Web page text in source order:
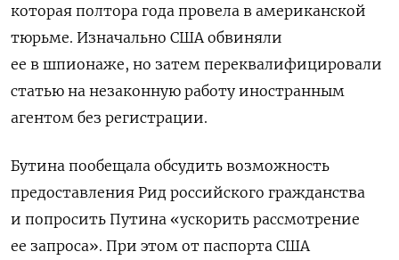
которая полтора года провела в американской
тюрьме. Изначально США обвиняли
ее в шпионаже, но затем переквалифицировали
статью на незаконную работу иностранным
агентом без регистрации.
Бутина пообещала обсудить возможность
предоставления Рид российского гражданства
и попросить Путина «ускорить рассмотрение
ее запроса». При этом от паспорта США